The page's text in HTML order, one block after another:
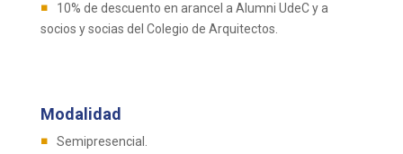
10% de descuento en arancel a Alumni UdeC y a
socios y socias del Colegio de Arquitectos.
Modalidad
Semipresencial.